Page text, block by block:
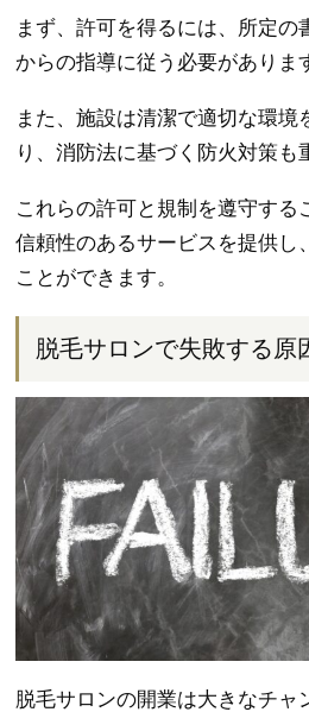
まず、許可を得るには、所定の
からの指導に従う必要がありま
また、施設は清潔で適切な環境
り、消防法に基づく防火対策も
これらの許可と規制を遵守する
信頼性のあるサービスを提供し
ことができます。
脱毛サロンで失敗する原
脱毛サロンの開業は大きなチャ